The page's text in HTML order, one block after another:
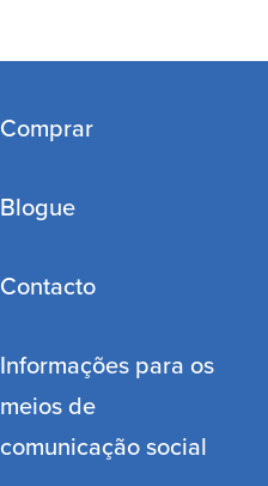
Comprar
Blogue
Contacto
Informações para os
meios de
comunicação social